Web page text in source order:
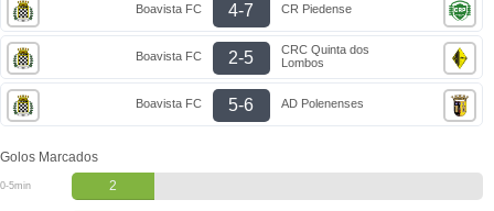
Boavista FC 4-7 CR Piedense
Boavista FC 2-5
CRC Quinta dos
Lombos
Boavista FC 5-6 AD Polenenses
Golos Marcados
0-5min 2